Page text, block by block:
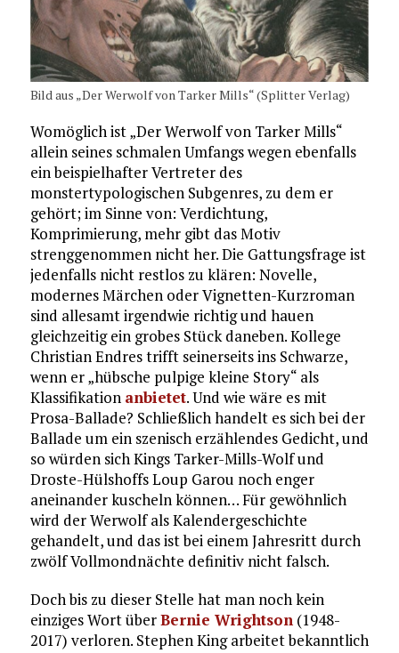
Bild aus „Der Werwolf von Tarker Mills“ (Splitter Verlag)
Womöglich ist „Der Werwolf von Tarker Mills“
allein seines schmalen Umfangs wegen ebenfalls
ein beispielhafter Vertreter des
monstertypologischen Subgenres, zu dem er
gehört; im Sinne von: Verdichtung,
Komprimierung, mehr gibt das Motiv
strenggenommen nicht her. Die Gattungsfrage ist
jedenfalls nicht restlos zu klären: Novelle,
modernes Märchen oder Vignetten-Kurzroman
sind allesamt irgendwie richtig und hauen
gleichzeitig ein grobes Stück daneben. Kollege
Christian Endres trifft seinerseits ins Schwarze,
wenn er „hübsche pulpige kleine Story“ als
Klassifikation anbietet. Und wie wäre es mit
Prosa-Ballade? Schließlich handelt es sich bei der
Ballade um ein szenisch erzählendes Gedicht, und
so würden sich Kings Tarker-Mills-Wolf und
Droste-Hülshoffs Loup Garou noch enger
aneinander kuscheln können… Für gewöhnlich
wird der Werwolf als Kalendergeschichte
gehandelt, und das ist bei einem Jahresritt durch
zwölf Vollmondnächte definitiv nicht falsch.
Doch bis zu dieser Stelle hat man noch kein
einziges Wort überBernie Wrightson(1948-
2017) verloren. Stephen King arbeitet bekanntlich